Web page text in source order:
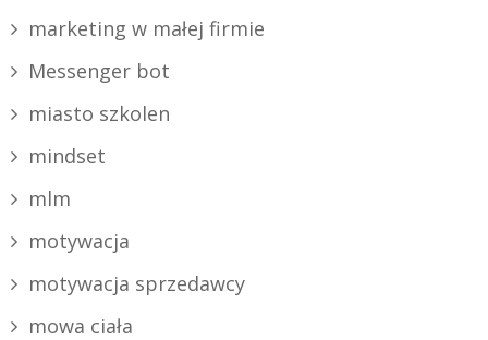
marketing w małej firmie
Messenger bot
miasto szkolen
mindset
mlm
motywacja
motywacja sprzedawcy
mowa ciała